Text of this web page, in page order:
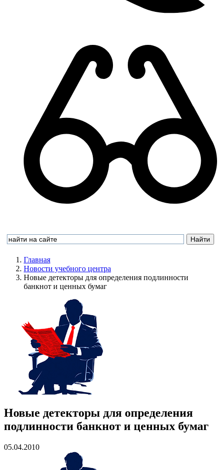
Главная
Новости учебного центра
Новые детекторы для определения подлинности
банкнот и ценных бумаг
Новые детекторы для определения
подлинности банкнот и ценных бумаг
05.04.2010